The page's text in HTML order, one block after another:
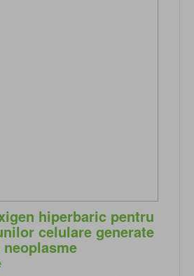
hiperbaric pentru
celulare generate